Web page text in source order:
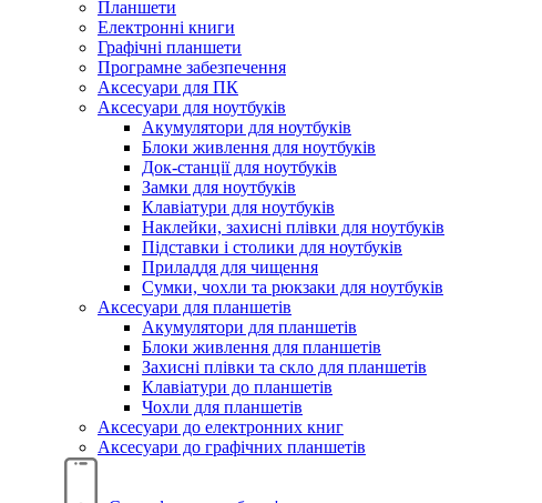
Планшети
Електронні книги
Графічні планшети
Програмне забезпечення
Аксесуари для ПК
Аксесуари для ноутбуків
Акумулятори для ноутбуків
Блоки живлення для ноутбуків
Док-станції для ноутбуків
Замки для ноутбуків
Клавіатури для ноутбуків
Наклейки, захисні плівки для ноутбуків
Підставки і столики для ноутбуків
Приладдя для чищення
Сумки, чохли та рюкзаки для ноутбуків
Аксесуари для планшетів
Акумулятори для планшетів
Блоки живлення для планшетів
Захисні плівки та скло для планшетів
Клавіатури до планшетів
Чохли для планшетів
Аксесуари до електронних книг
Аксесуари дo графічних планшетів